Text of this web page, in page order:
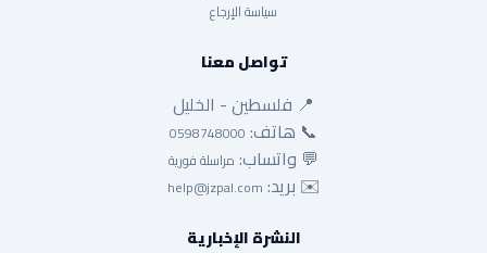
سياسة الإرجاع
تواصل معنا
📍 فلسطين - الخليل
📞 هاتف: 0598748000
💬 واتساب: مراسلة فورية
✉️ بريد: help@jzpal.com
النشرة الإخبارية